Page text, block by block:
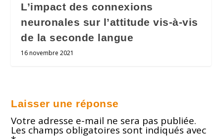
L’impact des connexions
neuronales sur l’attitude vis-à-vis
de la seconde langue
16 novembre 2021
Laisser une réponse
Votre adresse e-mail ne sera pas publiée.
Les champs obligatoires sont indiqués avec